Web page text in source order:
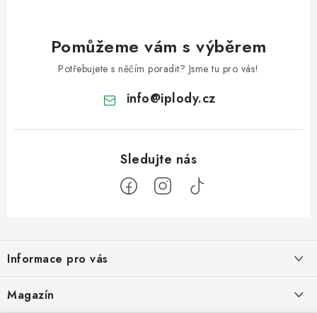
Pomůžeme vám s výběrem
Potřebujete s něčím poradit? Jsme tu pro vás!
info@iplody.cz
p
a
t
Informace pro vás
Doprava a platba
Magazín